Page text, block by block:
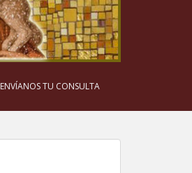
ENVÍANOS TU CONSULTA